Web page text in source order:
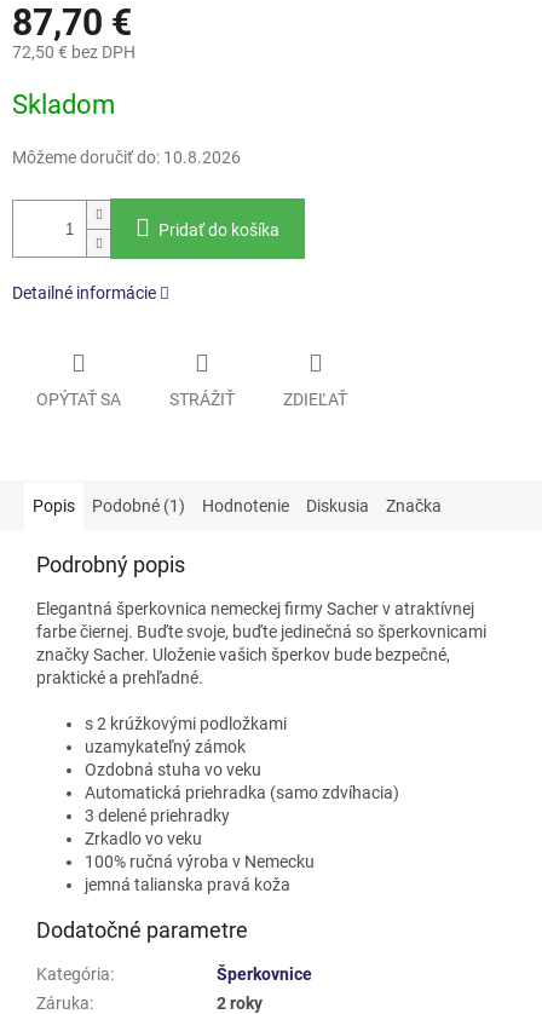
87,70 €
72,50 € bez DPH
cena:
Skladom
Môžeme doručiť do: 10.8.2026
Pridať do košíka
Detailné informácie
OPÝTAŤ SA STRÁŽIŤ ZDIEĽAŤ
Popis Podobné (1) Hodnotenie Diskusia Značka
Podrobný popis
Elegantná šperkovnica nemeckej firmy Sacher v atraktívnej
farbe čiernej. Buďte svoje, buďte jedinečná so šperkovnicami
značky Sacher. Uloženie vašich šperkov bude bezpečné,
praktické a prehľadné.
s 2 krúžkovými podložkami
uzamykateľný zámok
Ozdobná stuha vo veku
Automatická priehradka (samo zdvíhacia)
3 delené priehradky
Zrkadlo vo veku
100% ručná výroba v Nemecku
jemná talianska pravá koža
Dodatočné parametre
Kategória:
Šperkovnice
Záruka:
2 roky